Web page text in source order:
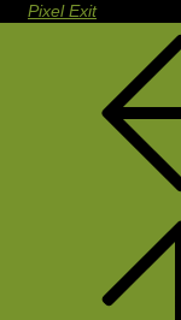
Pixel Exit